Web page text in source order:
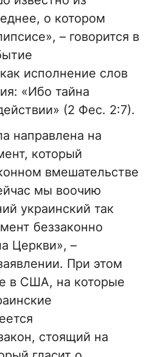
о котором
– говорится в
исполнение слов
«Ибо тайна
(2 Фес. 2:7).
направлена на
который
вмешательстве
мы воочию
украинский так
беззаконно
Церкви», –
При этом
в США, на которые
стоящий на